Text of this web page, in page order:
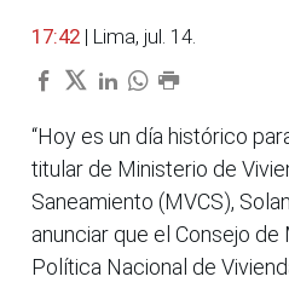
17:42 | Lima, jul. 14.
“Hoy es un día histórico
titular de Ministerio de
Saneamiento (MVCS),
anunciar que el Consejo
Política Nacional de